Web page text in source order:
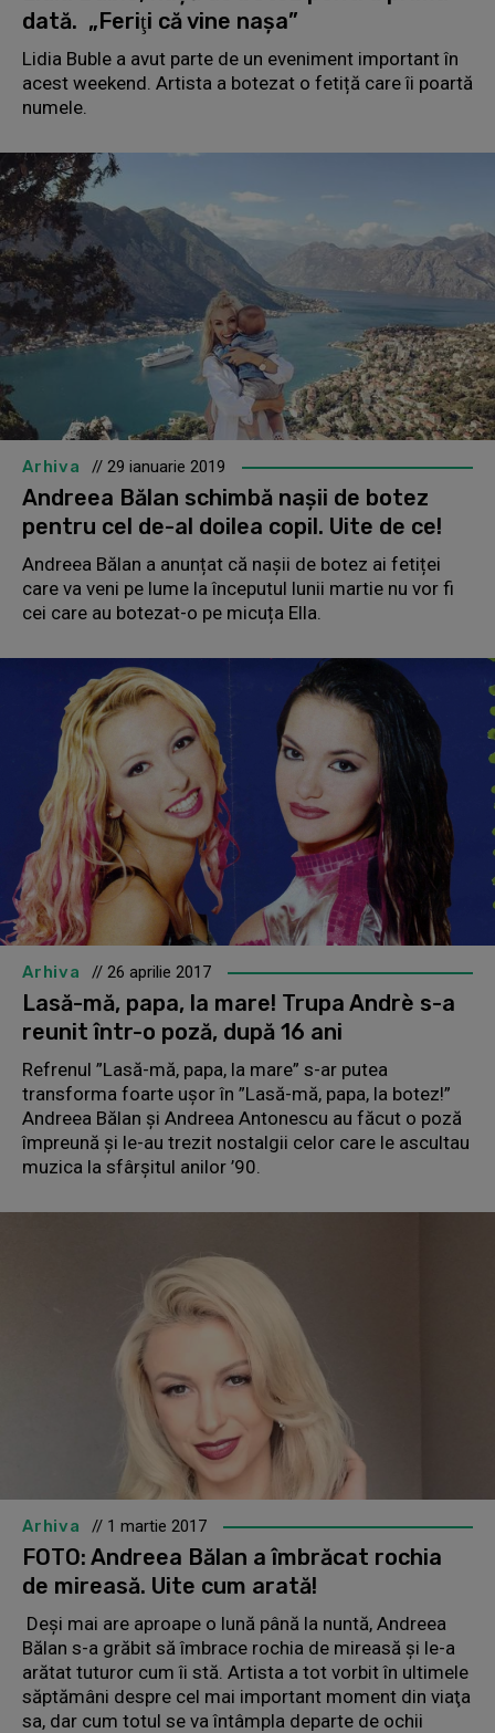
dată. „Feriţi că vine naşa”
Lidia Buble a avut parte de un eveniment important în
acest weekend. Artista a botezat o fetiță care îi poartă
numele.
Arhiva // 29 ianuarie 2019
Andreea Bălan schimbă nașii de botez
pentru cel de-al doilea copil. Uite de ce!
Andreea Bălan a anunțat că nașii de botez ai fetiței
care va veni pe lume la începutul lunii martie nu vor fi
cei care au botezat-o pe micuța Ella.
Arhiva // 26 aprilie 2017
Lasă-mă, papa, la mare! Trupa Andrè s-a
reunit într-o poză, după 16 ani
Refrenul ”Lasă-mă, papa, la mare” s-ar putea
transforma foarte ușor în ”Lasă-mă, papa, la botez!”
Andreea Bălan și Andreea Antonescu au făcut o poză
împreună și le-au trezit nostalgii celor care le ascultau
muzica la sfârșitul anilor ’90.
Arhiva // 1 martie 2017
FOTO: Andreea Bălan a îmbrăcat rochia
de mireasă. Uite cum arată!
Deşi mai are aproape o lună până la nuntă, Andreea
Bălan s-a grăbit să îmbrace rochia de mireasă şi le-a
arătat tuturor cum îi stă. Artista a tot vorbit în ultimele
săptămâni despre cel mai important moment din viaţa
sa, dar cum totul se va întâmpla departe de ochii